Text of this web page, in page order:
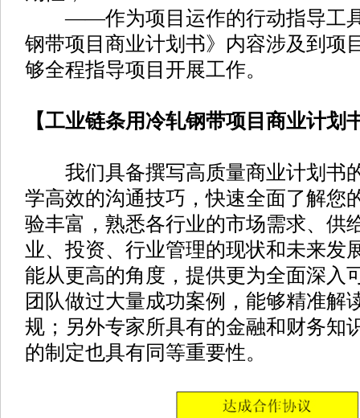
——作为项目运作的行动指导工具
钢带项目商业计划书》内容涉及到项
够全程指导项目开展工作。
【工业链条用冷轧钢带项目商业计划
我们具备撰写高质量商业计划书
学高效的沟通技巧，快速全面了解您
验丰富，熟悉各行业的市场需求、供
业、投资、行业管理的现状和未来发
能从更高的角度，提供更为全面深入
团队做过大量成功案例，能够精准解
规；另外专家所具有的金融和财务知
的制定也具有同等重要性。